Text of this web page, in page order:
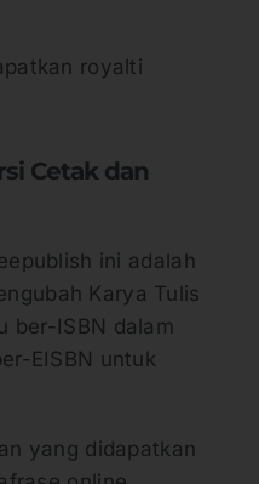
royalti
Cetak dan
ini adalah
Karya Tulis
ber-ISBN dalam
EISBN untuk
yang didapatkan